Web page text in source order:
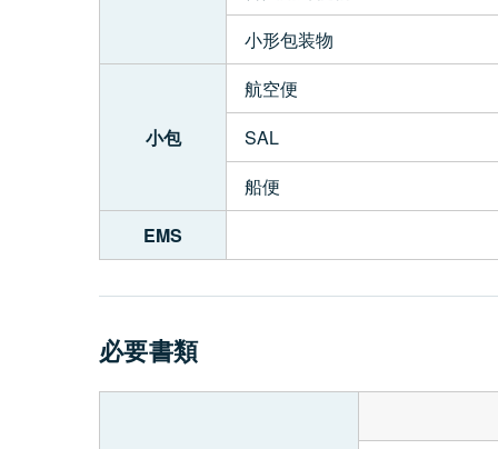
小形包装物
小包
航空便
SAL
船便
EMS
必要書類